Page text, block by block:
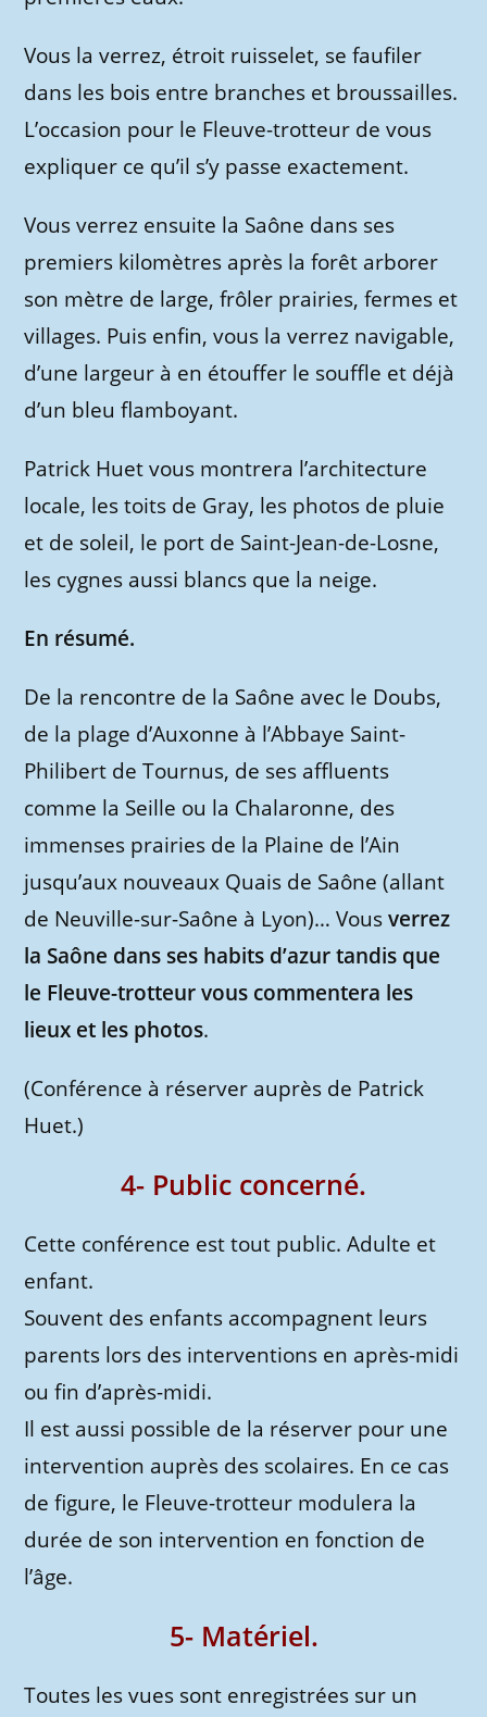
Vous la verrez, étroit ruisselet, se faufiler
dans les bois entre branches et broussailles.
L’occasion pour le Fleuve-trotteur de vous
expliquer ce qu’il s’y passe exactement.
Vous verrez ensuite la Saône dans ses
premiers kilomètres après la forêt arborer
son mètre de large, frôler prairies, fermes et
villages. Puis enfin, vous la verrez navigable,
d’une largeur à en étouffer le souffle et déjà
d’un bleu flamboyant.
Patrick Huet vous montrera l’architecture
locale, les toits de Gray, les photos de pluie
et de soleil, le port de Saint-Jean-de-Losne,
les cygnes aussi blancs que la neige.
En résumé.
De la rencontre de la Saône avec le Doubs,
de la plage d’Auxonne à l’Abbaye Saint-
Philibert de Tournus, de ses affluents
comme la Seille ou la Chalaronne, des
immenses prairies de la Plaine de l’Ain
jusqu’aux nouveaux Quais de Saône (allant
de Neuville-sur-Saône à Lyon)… Vousverrez
la Saône dans ses habits d’azur tandis que
le Fleuve-trotteur vous commentera les
lieux et les photos.
(Conférence à réserver auprès de Patrick
Huet.)
4- Public concerné.
Cette conférence est tout public. Adulte et
enfant.
Souvent des enfants accompagnent leurs
parents lors des interventions en après-midi
ou fin d’après-midi.
Il est aussi possible de la réserver pour une
intervention auprès des scolaires. En ce cas
de figure, le Fleuve-trotteur modulera la
durée de son intervention en fonction de
l’âge.
5- Matériel.
Toutes les vues sont enregistrées sur un